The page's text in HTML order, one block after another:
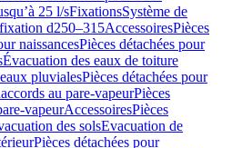
25 l/sFixationsSystème de
d250–315AccessoiresPièces
naissancesPièces détachées pour
Évacuation des eaux de toiture
pluvialesPièces détachées pour
au pare-vapeurPièces
vapeurAccessoiresPièces
des solsEvacuation de
Pièces détachées pour